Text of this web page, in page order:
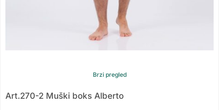
Brzi pregled
Art.270-2 Muški boks Alberto